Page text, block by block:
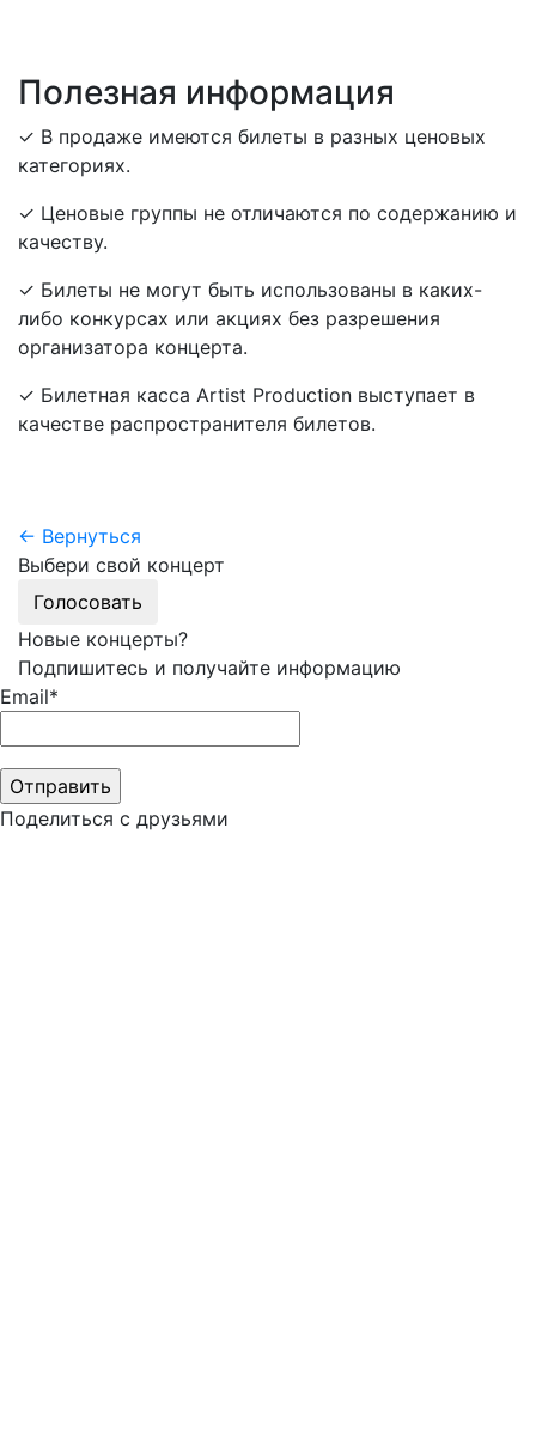
Полезная информация
✓ В продаже имеются билеты в разных ценовых
категориях.
✓ Ценовые группы не отличаются по содержанию и
качеству.
✓ Билеты не могут быть использованы в каких-
либо конкурсах или акциях без разрешения
организатора концерта.
✓ Билетная касса Artist Production выступает в
качестве распространителя билетов.
← Вернуться
Выбери свой концерт
Голосовать
Новые концерты?
Подпишитесь и получайте информацию
Email*
Поделиться с друзьями